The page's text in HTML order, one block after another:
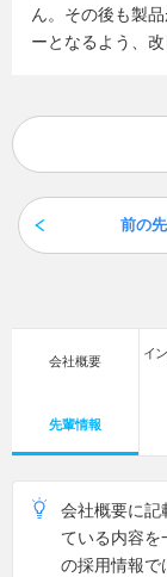
ん。その後も製
ーとなるよう、改
前の
会社概要
イ
先輩情報
会社概要に記
ている内容
の採用情報で